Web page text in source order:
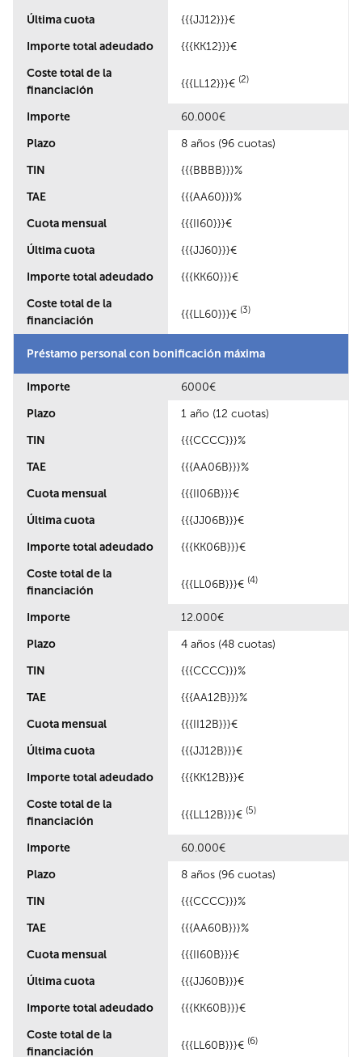
Última cuota
{{{JJ12}}}€
Importe total adeudado
{{{KK12}}}€
Coste total de la
financiación
{{{LL12}}}€ (2)
Importe
60.000€
Plazo
8 años (96 cuotas)
TIN
{{{BBBB}}}%
TAE
{{{AA60}}}%
Cuota mensual
{{{II60}}}€
Última cuota
{{{JJ60}}}€
Importe total adeudado
{{{KK60}}}€
Coste total de la
financiación
{{{LL60}}}€ (3)
Préstamo personal con bonificación máxima
Importe
6000€
Plazo
1 año (12 cuotas)
TIN
{{{CCCC}}}%
TAE
{{{AA06B}}}%
Cuota mensual
{{{II06B}}}€
Última cuota
{{{JJ06B}}}€
Importe total adeudado
{{{KK06B}}}€
Coste total de la
financiación
{{{LL06B}}}€ (4)
Importe
12.000€
Plazo
4 años (48 cuotas)
TIN
{{{CCCC}}}%
TAE
{{{AA12B}}}%
Cuota mensual
{{{II12B}}}€
Última cuota
{{{JJ12B}}}€
Importe total adeudado
{{{KK12B}}}€
Coste total de la
financiación
{{{LL12B}}}€ (5)
Importe
60.000€
Plazo
8 años (96 cuotas)
TIN
{{{CCCC}}}%
TAE
{{{AA60B}}}%
Cuota mensual
{{{II60B}}}€
Última cuota
{{{JJ60B}}}€
Importe total adeudado
{{{KK60B}}}€
Coste total de la
financiación
{{{LL60B}}}€ (6)